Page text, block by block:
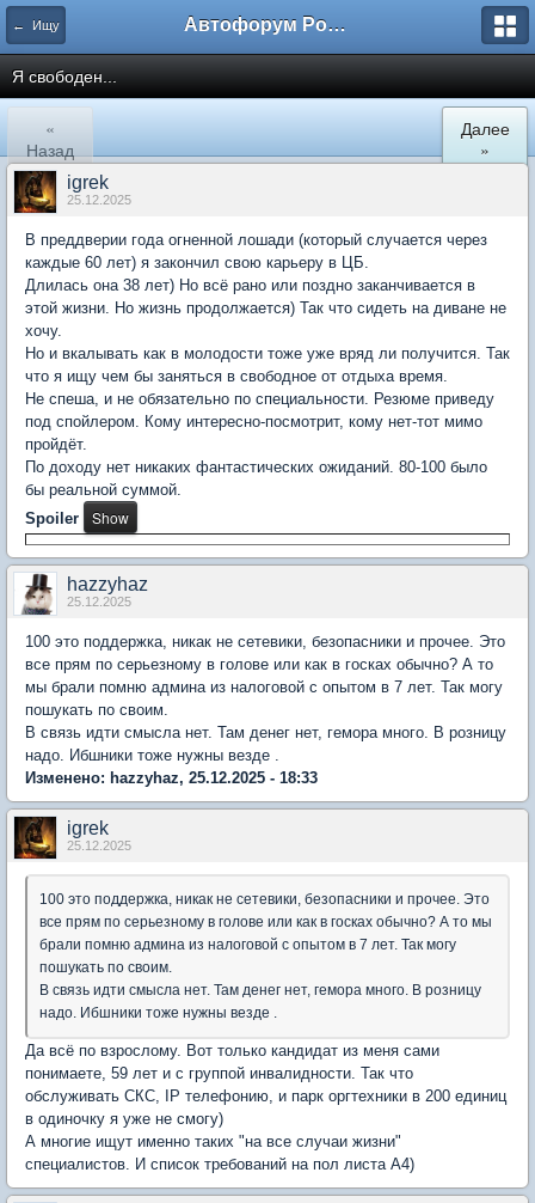
← Ищу Автофорум Ростова-на-Дону
Я свободен...
«
Назад
Далее
»
igrek
25.12.2025
В преддверии года огненной лошади (который случается через
каждые 60 лет) я закончил свою карьеру в ЦБ.
Длилась она 38 лет) Но всё рано или поздно заканчивается в
этой жизни. Но жизнь продолжается) Так что сидеть на диване не
хочу.
Но и вкалывать как в молодости тоже уже вряд ли получится. Так
что я ищу чем бы заняться в свободное от отдыха время.
Не спеша, и не обязательно по специальности. Резюме приведу
под спойлером. Кому интересно-посмотрит, кому нет-тот мимо
пройдёт.
По доходу нет никаких фантастических ожиданий. 80-100 было
бы реальной суммой.
Spoiler
hazzyhaz
25.12.2025
100 это поддержка, никак не сетевики, безопасники и прочее. Это
все прям по серьезному в голове или как в госках обычно? А то
мы брали помню админа из налоговой с опытом в 7 лет. Так могу
пошукать по своим.
В связь идти смысла нет. Там денег нет, гемора много. В розницу
надо. Ибшники тоже нужны везде .
Изменено: hazzyhaz, 25.12.2025 - 18:33
igrek
25.12.2025
100 это поддержка, никак не сетевики, безопасники и прочее. Это
все прям по серьезному в голове или как в госках обычно? А то мы
брали помню админа из налоговой с опытом в 7 лет. Так могу
пошукать по своим.
В связь идти смысла нет. Там денег нет, гемора много. В розницу
надо. Ибшники тоже нужны везде .
Да всё по взрослому. Вот только кандидат из меня сами
понимаете, 59 лет и с группой инвалидности. Так что
обслуживать СКС, IP телефонию, и парк оргтехники в 200 единиц
в одиночку я уже не смогу)
А многие ищут именно таких "на все случаи жизни"
специалистов. И список требований на пол листа А4)